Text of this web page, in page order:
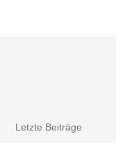
Letzte Beiträge